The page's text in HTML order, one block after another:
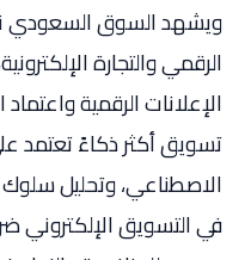
ويشهد السوق السعودي
الرقمي والتجارة
الإعلانات الرقمية
تسويق أكثر ذكاءً تعتمد
الاصطناعي، وتحليل سلوك
في التسويق الإلكتروني